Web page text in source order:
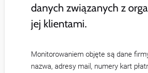
danych związanych z
jej klientami.
Monitorowaniem objęte są dane
nazwa, adresy mail, numery kart